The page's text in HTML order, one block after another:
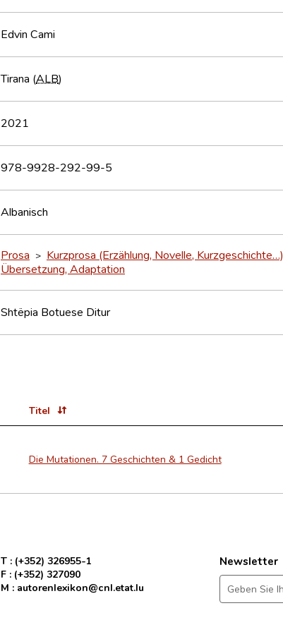
Edvin Cami
Tirana (ALB)
2021
978-9928-292-99-5
Albanisch
Prosa > Kurzprosa (Erzählung, Novelle, Kurzgeschichte…)
Übersetzung, Adaptation
Shtëpia Botuese Ditur
Titel
Die Mutationen. 7 Geschichten & 1 Gedicht
T : (+352) 326955-1
F : (+352) 327090
M : autorenlexikon@cnl.etat.lu
Newsletter